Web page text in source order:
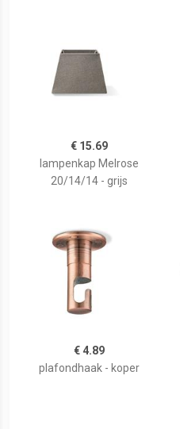
€ 15.69
lampenkap Melrose
20/14/14 - grijs
€ 4.89
plafondhaak - koper